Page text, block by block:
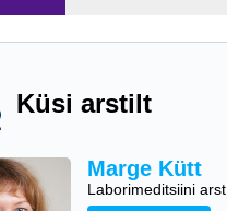
Küsi arstilt
Marge Kütt
Laborimeditsiini arst